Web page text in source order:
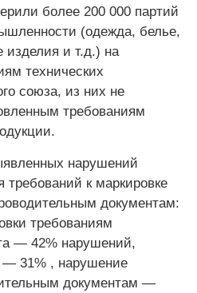
более 200 000 партий
(одежда, белье,
изделия и т.д.) на
технических
союза, из них не
требованиям
нарушений
требований к маркировке
документам:
требованиям
— 42% нарушений,
— 31% , нарушение
документам —